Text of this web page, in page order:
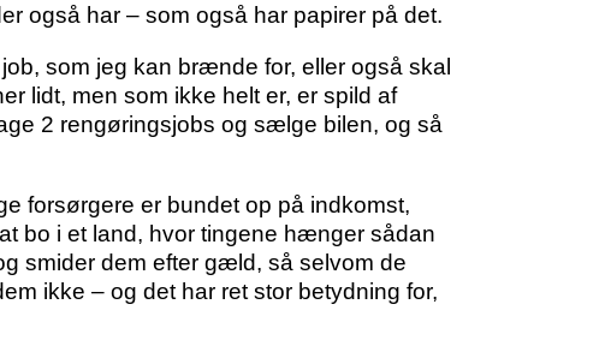
også har – som også har papirer på det.
som jeg kan brænde for, eller også skal
lidt, men som ikke helt er, er spild af
2 rengøringsjobs og sælge bilen, og så
forsørgere er bundet op på indkomst,
bo i et land, hvor tingene hænger sådan
smider dem efter gæld, så selvom de
ikke – og det har ret stor betydning for,